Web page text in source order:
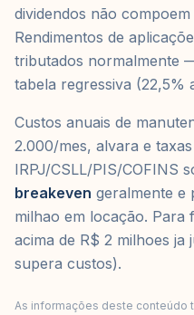
dividendos não
Rendimentos de
tributados normalmente
tabela regressiva (22,5%
Custos anuais de
2.000/mes, alvara e
IRPJ/CSLL/PIS/COFINS
breakeven geralmente e
milhao em locação. Para
acima de R$ 2 milhoes ja
supera custos).
As informações deste conteúdo